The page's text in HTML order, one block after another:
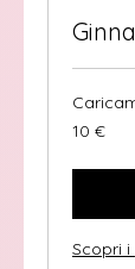
10
euro
10 €
Scopri i